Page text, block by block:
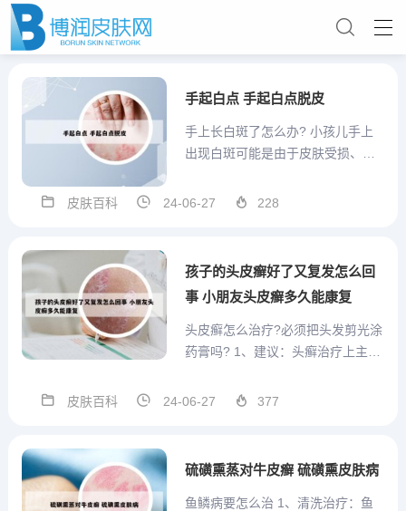
手起白点 手起白点脱皮
手上长白斑了怎么办? 小孩儿手上
出现白斑可能是由于皮肤受损、化
上述情况，家长一定要密切观察，
的皮肤颜色是会比其他皮肤浅的。
皮肤百科 24-06-27 228
孩子的头皮癣好了又复发怎么回
事 小朋友头皮癣多久能康复
头皮癣怎么治疗?必须把头发剪光涂
药膏吗? 1、建议：头癣治疗上主要
磺软膏外涂，内服抗真菌药物，如
毒。头上长藓用什么药好 你好，据
皮肤百科 24-06-27 377
硫磺熏蒸对牛皮癣 硫磺熏皮肤病
鱼鳞病要怎么治 1、清洗治疗：鱼